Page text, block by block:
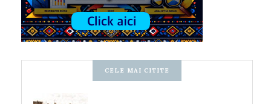
CELE MAI CITITE